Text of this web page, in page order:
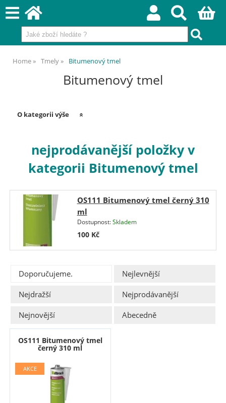
Home Tmely Bitumenový tmel
Bitumenový tmel
O kategorii výše
nejprodávanější položky v
kategorii Bitumenový tmel
OS111 Bitumenový tmel černý 310
ml
Dostupnost:Skladem
100 Kč
Doporučujeme.
Nejlevnější
Nejdražší
Nejprodávanější
Nejnovější
Abecedně
OS111 Bitumenový tmel
černý 310 ml